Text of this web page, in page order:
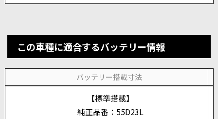
この車種に適合するバッテリー情報
バッテリー搭載寸法
【標準搭載】
純正品番：55D23L